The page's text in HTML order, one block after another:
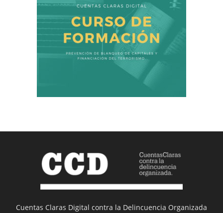
Cuentas Claras Digital contra la Delincuencia Organizada